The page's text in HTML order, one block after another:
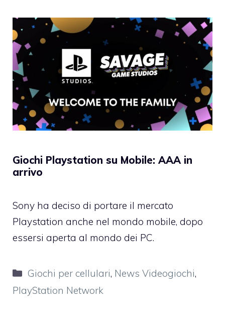
Giochi Playstation su Mobile: AAA in
arrivo
Sony ha deciso di portare il mercato
Playstation anche nel mondo mobile, dopo
essersi aperta al mondo dei PC.
Categorie
Giochi per cellulari, News Videogiochi,
PlayStation Network